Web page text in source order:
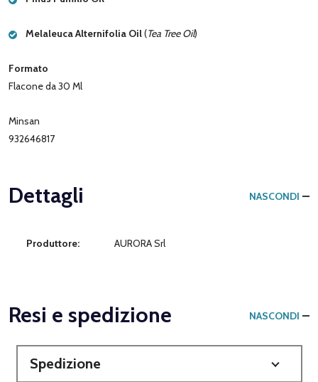
Melaleuca Alternifolia Oil(Tea Tree Oil)
Formato
Flacone da 30 Ml
Minsan
932646817
Dettagli NASCONDI
Produttore: AURORA Srl
Resi e spedizione NASCONDI
Spedizione